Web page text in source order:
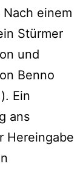
einem
Stürmer
und
Benno
Ein
ans
Hereingabe